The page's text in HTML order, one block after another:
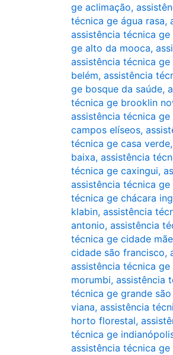
ge aclimação,
técnica ge água rasa,
assistência técnica
ge alto da mooca,
assistência técnica
belém, assistência
ge bosque da saúde,
técnica ge brooklin
assistência técnica ge
campos elíseos,
técnica ge casa verde,
baixa, assistência
técnica ge caxingui,
assistência técnica
técnica ge chácara
klabin, assistência
antonio, assistência
técnica ge cidade
cidade são francisco,
assistência técnica
morumbi, assistência
técnica ge grande
viana, assistência
horto florestal,
técnica ge
assistência técnica ge